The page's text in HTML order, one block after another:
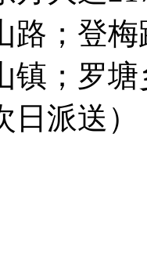
路；登
；罗塘
日派送）